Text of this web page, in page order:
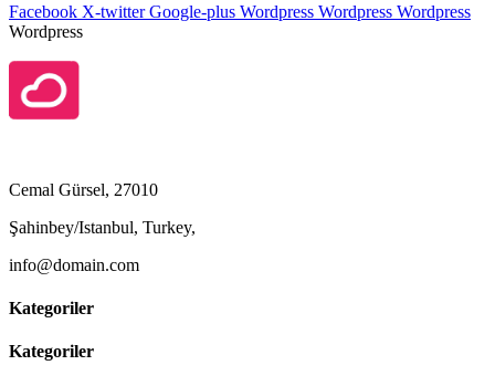
Facebook X-twitter Google-plus Wordpress Wordpress Wordpress
Wordpress
Cemal Gürsel, 27010
Şahinbey/Istanbul, Turkey,
info@domain.com
Kategoriler
Kategoriler